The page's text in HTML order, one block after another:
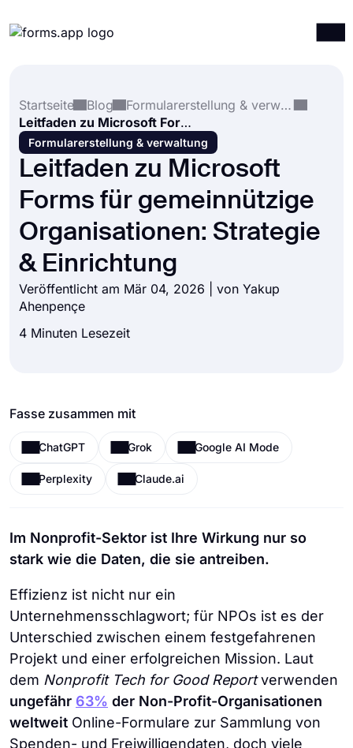
Integrationen
Vorlagen
Ressourcen
Preise
Startseite
Blog
Formularerstellung & verwaltung
Leitfaden zu Microsoft Forms für gemeinnützige Organisationen: Strategie & Einrichtung
Formularerstellung & verwaltung
Leitfaden zu Microsoft
Forms für gemeinnützige
Organisationen: Strategie
& Einrichtung
Veröffentlicht am Mär 04, 2026 | von Yakup
Ahenpençe
4 Minuten Lesezeit
Fasse zusammen mit
ChatGPT Grok Google AI Mode
Perplexity Claude.ai
Im Nonprofit-Sektor ist Ihre Wirkung nur so
stark wie die Daten, die sie antreiben.
Effizienz ist nicht nur ein
Unternehmensschlagwort; für NPOs ist es der
Unterschied zwischen einem festgefahrenen
Projekt und einer erfolgreichen Mission. Laut
dem Nonprofit Tech for Good Reportverwenden
ungefähr 63% der Non-Profit-Organisationen
weltweit Online-Formulare zur Sammlung von
Spenden- und Freiwilligendaten, doch viele